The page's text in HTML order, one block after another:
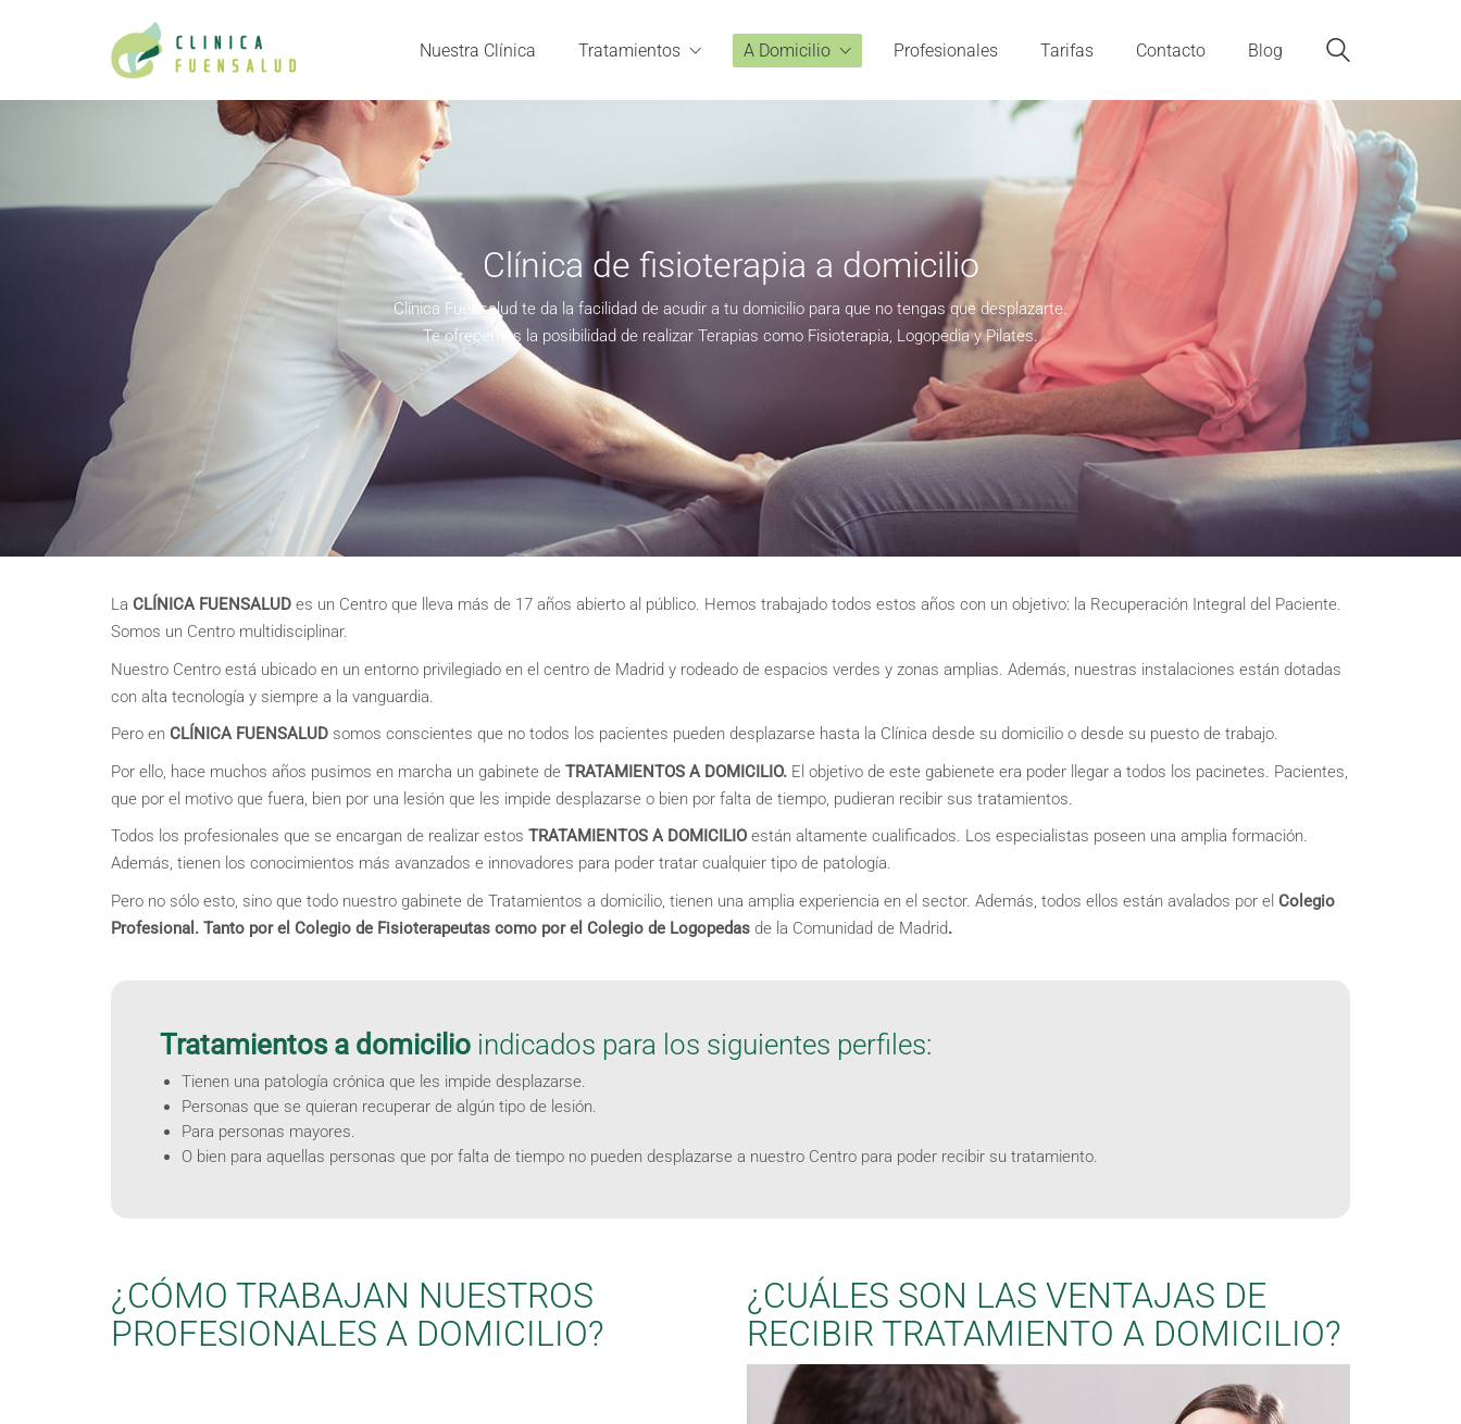
Nuestra Clínica Tratamientos A Domicilio Profesionales Tarifas Contacto Blog
Clínica de fisioterapia a domicilio
Clínica Fuensalud te da la facilidad de acudir a tu domicilio para que no tengas que desplazarte.
Te ofrecemos la posibilidad de realizar Terapias como Fisioterapia, Logopedia y Pilates.
La CLÍNICA FUENSALUD es un Centro que lleva más de 17 años abierto al público. Hemos trabajado todos estos años con un objetivo: la Recuperación Integral del Paciente.
Somos un Centro multidisciplinar.
Nuestro Centro está ubicado en un entorno privilegiado en el centro de Madrid y rodeado de espacios verdes y zonas amplias. Además, nuestras instalaciones están dotadas
con alta tecnología y siempre a la vanguardia.
Pero en CLÍNICA FUENSALUD somos conscientes que no todos los pacientes pueden desplazarse hasta la Clínica desde su domicilio o desde su puesto de trabajo.
Por ello, hace muchos años pusimos en marcha un gabinete de TRATAMIENTOS A DOMICILIO. El objetivo de este gabienete era poder llegar a todos los pacinetes. Pacientes,
que por el motivo que fuera, bien por una lesión que les impide desplazarse o bien por falta de tiempo, pudieran recibir sus tratamientos.
Todos los profesionales que se encargan de realizar estos TRATAMIENTOS A DOMICILIO están altamente cualificados. Los especialistas poseen una amplia formación.
Además, tienen los conocimientos más avanzados e innovadores para poder tratar cualquier tipo de patología.
Pero no sólo esto, sino que todo nuestro gabinete de Tratamientos a domicilio, tienen una amplia experiencia en el sector. Además, todos ellos están avalados por el Colegio
Profesional. Tanto por el Colegio de Fisioterapeutas como por el Colegio de Logopedas de la Comunidad de Madrid.
Tratamientos a domicilio indicados para los siguientes perfiles:
Tienen una patología crónica que les impide desplazarse.
Personas que se quieran recuperar de algún tipo de lesión.
Para personas mayores.
O bien para aquellas personas que por falta de tiempo no pueden desplazarse a nuestro Centro para poder recibir su tratamiento.
¿CÓMO TRABAJAN NUESTROS
PROFESIONALES A DOMICILIO?
¿CUÁLES SON LAS VENTAJAS DE
RECIBIR TRATAMIENTO A DOMICILIO?